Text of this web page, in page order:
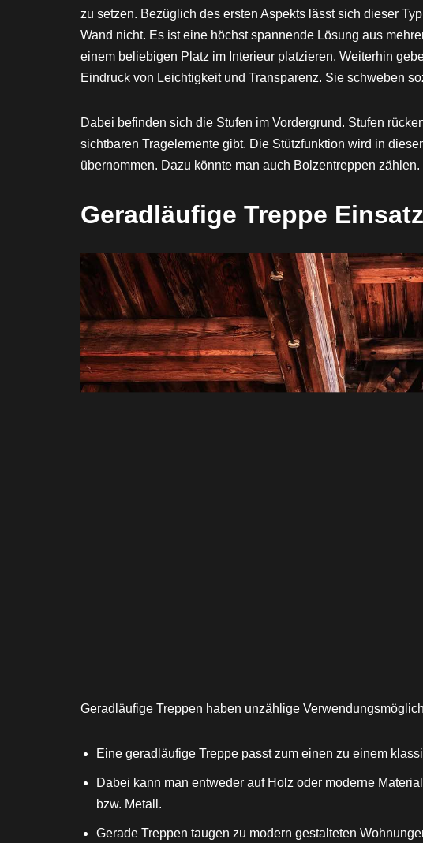
zu setzen. Bezüglich des ersten Aspekts lässt sich dieser
Wand nicht. Es ist eine höchst spannende Lösung aus
einem beliebigen Platz im Interieur platzieren. Weiterhin
Eindruck von Leichtigkeit und Transparenz. Sie schweben
Dabei befinden sich die Stufen im Vordergrund. Stufen
sichtbaren Tragelemente gibt. Die Stützfunktion wird in
übernommen. Dazu könnte man auch Bolzentreppen zählen.
Geradläufige Treppe
Geradläufige Treppen haben unzählige
Eine geradläufige Treppe passt zum einen zu einem
Dabei kann man entweder auf Holz oder moderne
bzw. Metall.
Gerade Treppen taugen zu modern gestalteten